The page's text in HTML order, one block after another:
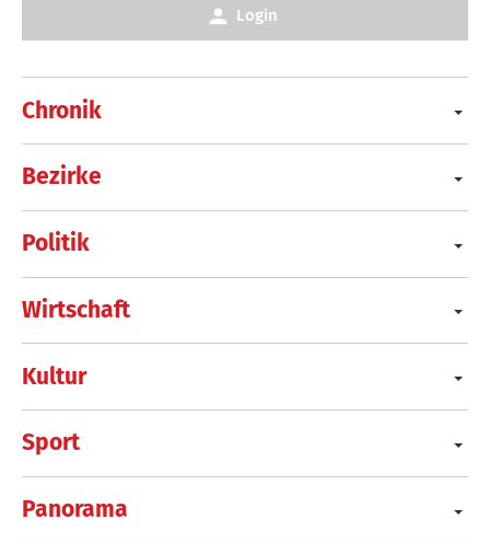
Chronik
Bezirke
Politik
Wirtschaft
Kultur
Sport
Panorama
Login